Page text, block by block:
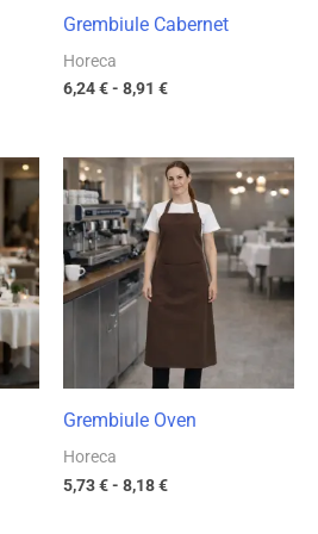
Grembiule Cabernet
Horeca
6,24€- 8,91 €
Grembiule Oven
Horeca
5,73€- 8,18€
Fascia
di
prezzo:
5,73 €
8,18 €